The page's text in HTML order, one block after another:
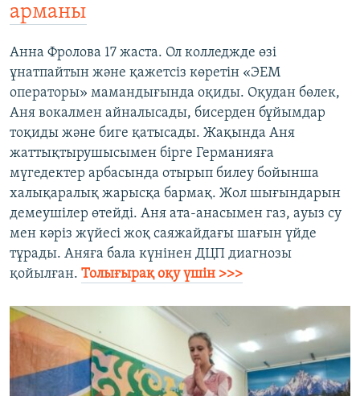
арманы
Анна Фролова 17 жаста. Ол колледжде өзі
ұнатпайтын және қажетсіз көретін «ЭЕМ
операторы» мамандығында оқиды. Оқудан бөлек,
Аня вокалмен айналысады, бисерден бұйымдар
тоқиды және биге қатысады. Жақында Аня
жаттықтырушысымен бірге Германияға
мүгедектер арбасында отырып билеу бойынша
халықаралық жарысқа бармақ. Жол шығындарын
демеушілер өтейді. Аня ата-анасымен газ, ауыз су
мен кәріз жүйесі жоқ саяжайдағы шағын үйде
тұрады. Аняға бала күнінен ДЦП диагнозы
қойылған. Толығырақ оқу үшін >>>